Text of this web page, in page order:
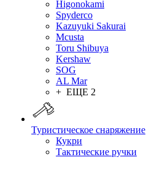
Higonokami
Spyderco
Kazuyuki Sakurai
Mcusta
Toru Shibuya
Kershaw
SOG
AL Mar
+ ЕЩЕ 2
Туристическое снаряжение
Кукри
Тактические ручки